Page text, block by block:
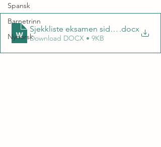
Spansk
Barnetrinn
Nynorsk
Sjekkliste eksamen sidemål (nynorsk)
.docx
Download DOCX • 9KB